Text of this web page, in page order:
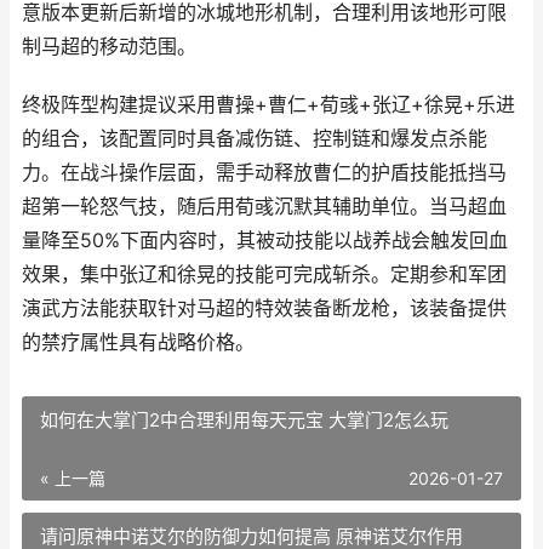
意版本更新后新增的冰城地形机制，合理利用该地形可限
制马超的移动范围。
终极阵型构建提议采用曹操+曹仁+荀彧+张辽+徐晃+乐进
的组合，该配置同时具备减伤链、控制链和爆发点杀能
力。在战斗操作层面，需手动释放曹仁的护盾技能抵挡马
超第一轮怒气技，随后用荀彧沉默其辅助单位。当马超血
量降至50%下面内容时，其被动技能以战养战会触发回血
效果，集中张辽和徐晃的技能可完成斩杀。定期参和军团
演武方法能获取针对马超的特效装备断龙枪，该装备提供
的禁疗属性具有战略价格。
如何在大掌门2中合理利用每天元宝 大掌门2怎么玩
« 上一篇 2026-01-27
请问原神中诺艾尔的防御力如何提高 原神诺艾尔作用